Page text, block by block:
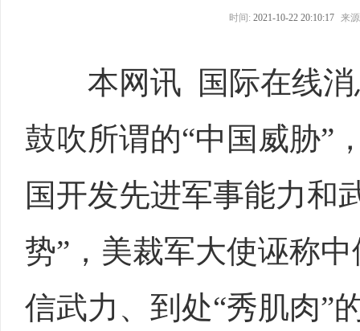
时间: 2021-10-22 20:10:17 来
本网讯 国际在线消
鼓吹所谓的“中国威胁”
国开发先进军事能力和
势”，美裁军大使诬称
信武力、到处“秀肌肉”